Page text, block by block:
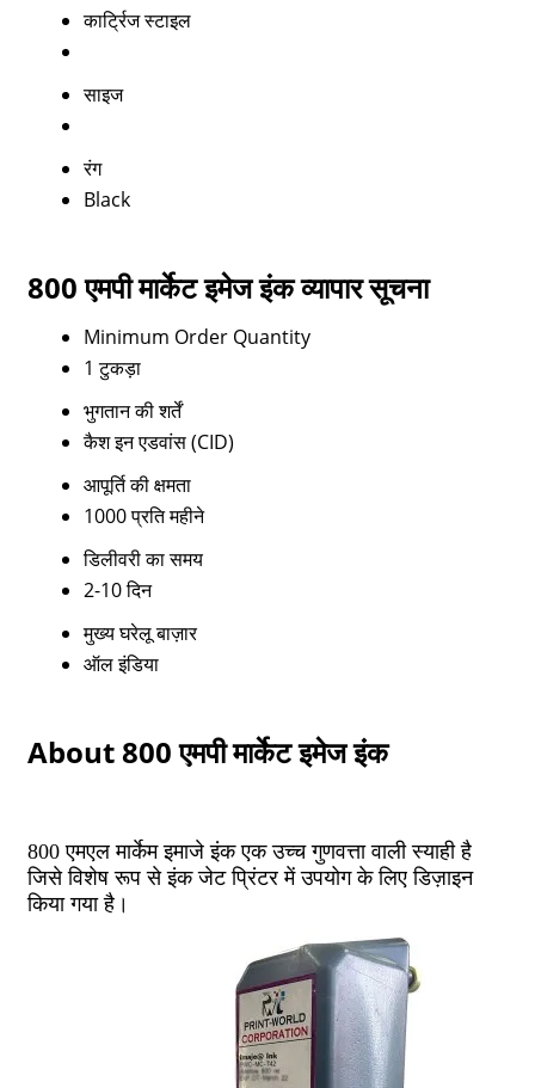
कार्ट्रिज स्टाइल
साइज
रंग
Black
800 एमपी मार्केट इमेज इंक व्यापार सूचना
Minimum Order Quantity
1 टुकड़ा
भुगतान की शर्तें
कैश इन एडवांस (CID)
आपूर्ति की क्षमता
1000 प्रति महीने
डिलीवरी का समय
2-10 दिन
मुख्य घरेलू बाज़ार
ऑल इंडिया
About 800 एमपी मार्केट इमेज इंक
800 एमएल मार्केम इमाजे इंक एक उच्च गुणवत्ता वाली स्याही है
जिसे विशेष रूप से इंक जेट प्रिंटर में उपयोग के लिए डिज़ाइन
किया गया है।